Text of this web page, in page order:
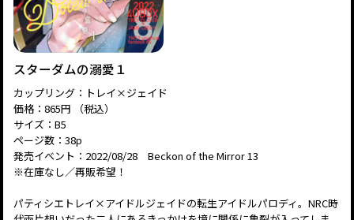
スターダムの溺愛１
カップリング：トレイ×ジェイド
価格：865円 （税込）
サイズ：B5
ページ数：38p
発売イベント：2022/08/28 Beckon of the Mirror 13
※在庫なし／再販希望！
パティシエトレイ×アイドルジェイドの転生アイドルパロディ。NRC時